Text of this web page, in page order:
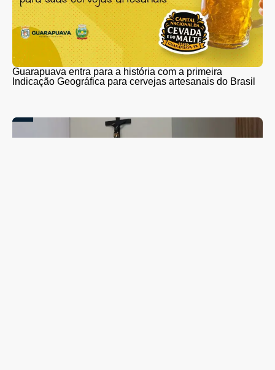
Guarapuava entra para a história com a primeira
Indicação Geográfica para cervejas artesanais do Brasil